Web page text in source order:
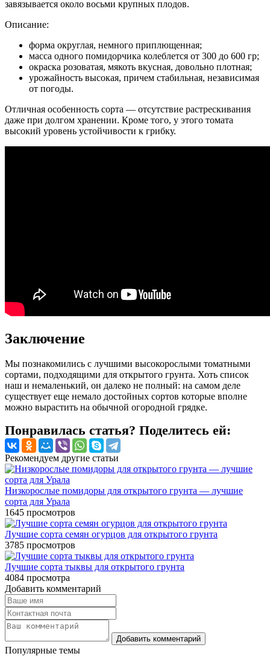
завязывается около восьми крупных плодов.
Описание:
форма округлая, немного приплющенная;
масса одного помидорчика колеблется от 300 до 600 гр;
окраска розоватая, мякоть вкусная, довольно плотная;
урожайность высокая, причем стабильная, независимая
от погоды.
Отличная особенность сорта — отсутствие растрескивания
даже при долгом хранении. Кроме того, у этого томата
высокий уровень устойчивости к грибку.
Заключение
Мы познакомились с лучшими высокорослыми томатными
сортами, подходящими для открытого грунта. Хоть список
наш и немаленький, он далеко не полный: на самом деле
существует еще немало достойных сортов которые вполне
можно вырастить на обычной огородной грядке.
Понравилась статья? Поделитесь ей:
Рекомендуем другие статьи
Низкорослые помидоры для открытого грунта — лучшие
сорта для Урала
1645 просмотров
Лучшие сорта семян огурцов для открытого грунта
3785 просмотров
Лучшие сорта тыквы для открытого грунта
4084 просмотра
Добавить комментарий
Популярные темы